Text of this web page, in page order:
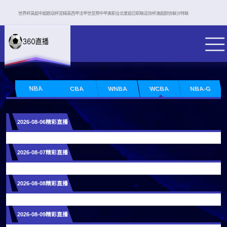
世界杯英超中超欧冠杯亚精英西甲法甲世亚预中甲美职业北爱超日职联足协杯澳超欧协联沙特联
NBA CBA WNBA WCBA NBA-G
2026-08-06精彩直播
2026-08-07精彩直播
2026-08-08精彩直播
2026-08-09精彩直播